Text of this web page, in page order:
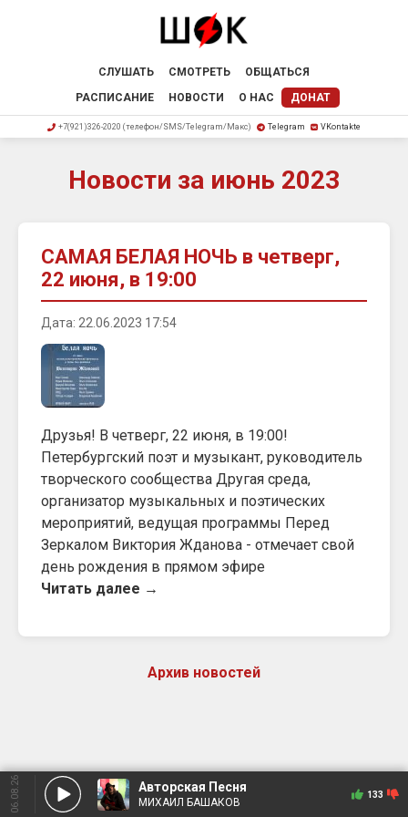
СЛУШАТЬ СМОТРЕТЬ
ОБЩАТЬСЯ
РАСПИСАНИЕ
НОВОСТИ О НАС ДОНАТ
+7(921)326-2020 (телефон/SMS/Telegram/Макс) Telegram VKontakte
Новости за июнь 2023
САМАЯ БЕЛАЯ НОЧЬ в четверг,
22 июня, в 19:00
Дата: 22.06.2023 17:54
Друзья! В четверг, 22 июня, в 19:00!
Петербургский поэт и музыкант, руководитель
творческого сообщества Другая среда,
организатор музыкальных и поэтических
мероприятий, ведущая программы Перед
Зеркалом Виктория Жданова - отмечает свой
день рождения в прямом эфире
Читать далее →
Архив новостей
06.08.26 Авторская Песня
МИХАИЛ БАШАКОВ
133